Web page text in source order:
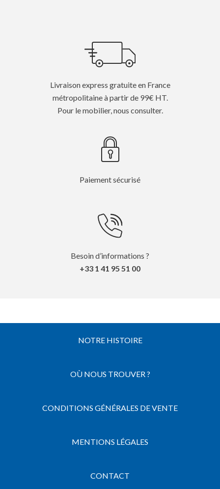
Livraison express gratuite en France
métropolitaine à partir de 99€ HT.
Pour le mobilier, nous consulter.
Paiement sécurisé
Besoin d’informations ?
+33 1 41 95 51 00
NOTRE HISTOIRE
OÙ NOUS TROUVER ?
CONDITIONS GÉNÉRALES DE VENTE
MENTIONS LÉGALES
CONTACT